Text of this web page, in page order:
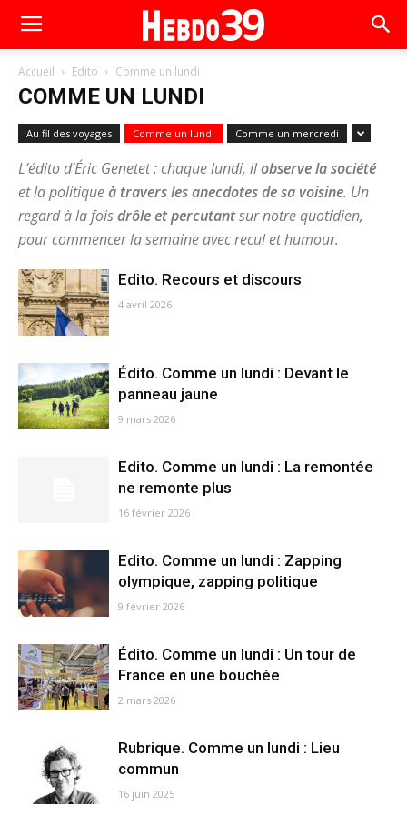
Accueil Edito Comme un lundi
COMME UN LUNDI
Au fil des voyages Comme un lundi Comme un mercredi
L’édito d’Éric Genetet : chaque lundi, ilobserve la société
et la politiqueà travers les anecdotes de sa voisine. Un
regard à la foisdrôle et percutantsur notre quotidien,
pour commencer la semaine avec recul et humour.
Edito. Recours et discours
4 avril 2026
Édito. Comme un lundi : Devant le
panneau jaune
9 mars 2026
Edito. Comme un lundi : La remontée
ne remonte plus
16 février 2026
Edito. Comme un lundi : Zapping
olympique, zapping politique
9 février 2026
Édito. Comme un lundi : Un tour de
France en une bouchée
2 mars 2026
Rubrique. Comme un lundi : Lieu
commun
16 juin 2025